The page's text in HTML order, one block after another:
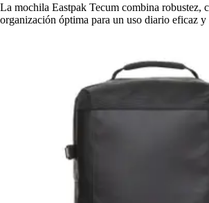
La mochila Eastpak Tecum combina robustez,
organización óptima para un uso diario eficaz y